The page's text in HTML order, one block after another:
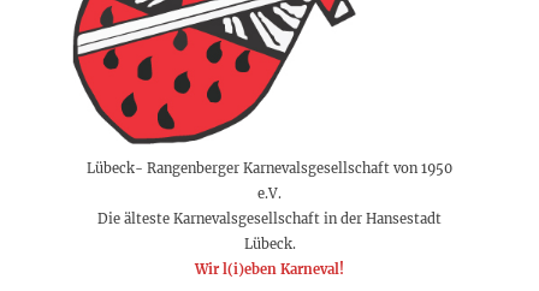
Lübeck- Rangenberger Karnevalsgesellschaft von 1950
e.V.
Die älteste Karnevalsgesellschaft in der Hansestadt
Lübeck.
Wir l(i)eben Karneval!